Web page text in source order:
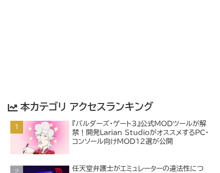
本カテゴリ アクセスランキング
『バルダーズ・ゲート3』公式MODツールが解
禁！開発Larian StudioがオススメするPC・
コンソール向けMOD12選が公開
任天堂弁護士がエミュレーターの違法性につ